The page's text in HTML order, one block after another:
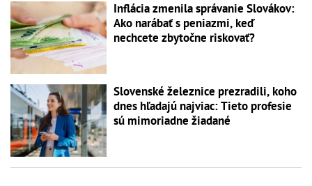
Inflácia zmenila správanie Slovákov:
Ako narábať s peniazmi, keď
nechcete zbytočne riskovať?
Slovenské železnice prezradili, koho
dnes hľadajú najviac: Tieto profesie
sú mimoriadne žiadané